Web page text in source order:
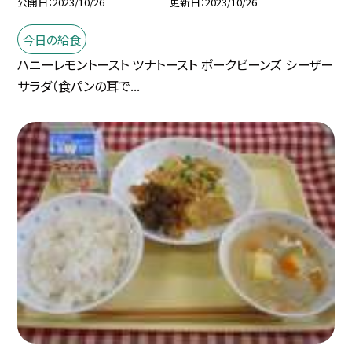
今日の給食
ハニーレモントースト ツナトースト ポークビーンズ シーザー
サラダ（食パンの耳で...